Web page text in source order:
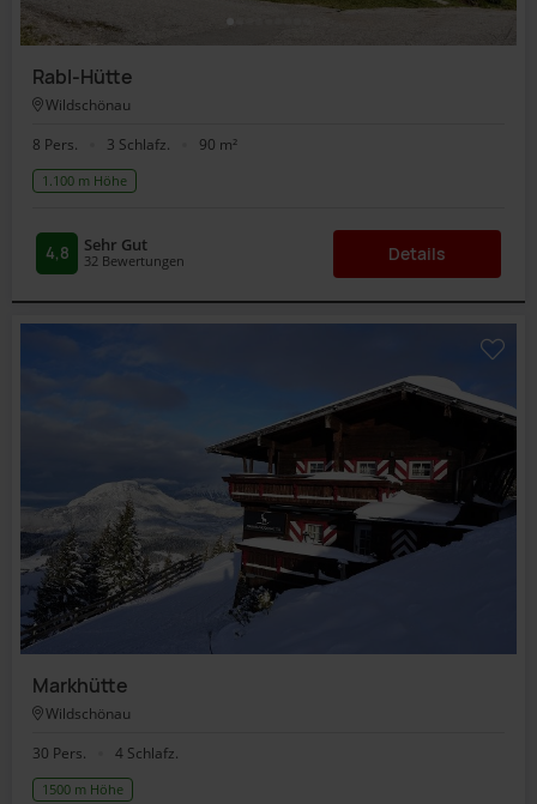
Rabl-Hütte
Wildschönau
8 Pers.
3 Schlafz. 90 m²
1.100 m Höhe
32 Bewertungen
4,8 Sehr Gut Details
Markhütte
Wildschönau
30 Pers.
4 Schlafz.
1500 m Höhe